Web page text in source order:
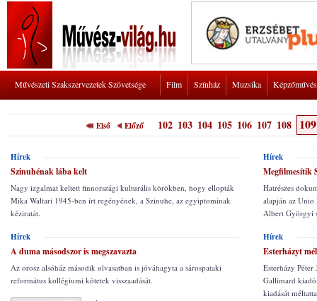
Művészeti Szakszervezetek Szövetsége Film Színház Muzsika
Első Előző 102 103 104 105 106 107 108 109
Hírek
Szinuhénak lába kelt
Nagy izgalmat keltett finnországi kulturális körökben, hogy ellopták
Mika Waltari 1945-ben írt regényének, a Szinuhe, az egyiptominak
kéziratát.
Hírek
A duma másodszor is megszavazta
Az orosz alsóház második olvasatban is jóváhagyta a sárospataki
református kollégiumi kötetek visszaadását.
Hírek
Megfilmesítik
Hatrészes
alapján az Unio
Albert Györgyi
Hírek
Esterházyt
Esterházy
Gallimard
kiadását